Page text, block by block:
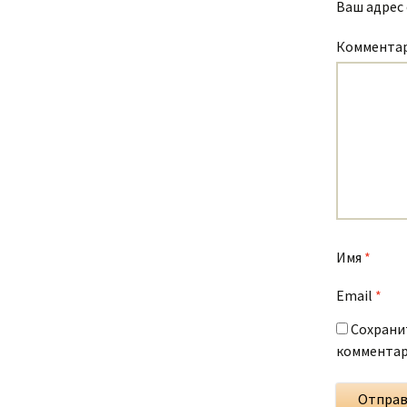
Ваш адрес
Имя *
Email *